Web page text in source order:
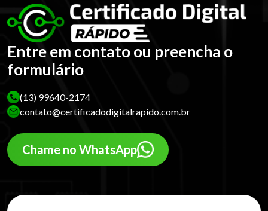
Entre em contato ou preencha o
formulário
(13) 99640-2174
contato@certificadodigitalrapido.com.br
Chame no WhatsApp